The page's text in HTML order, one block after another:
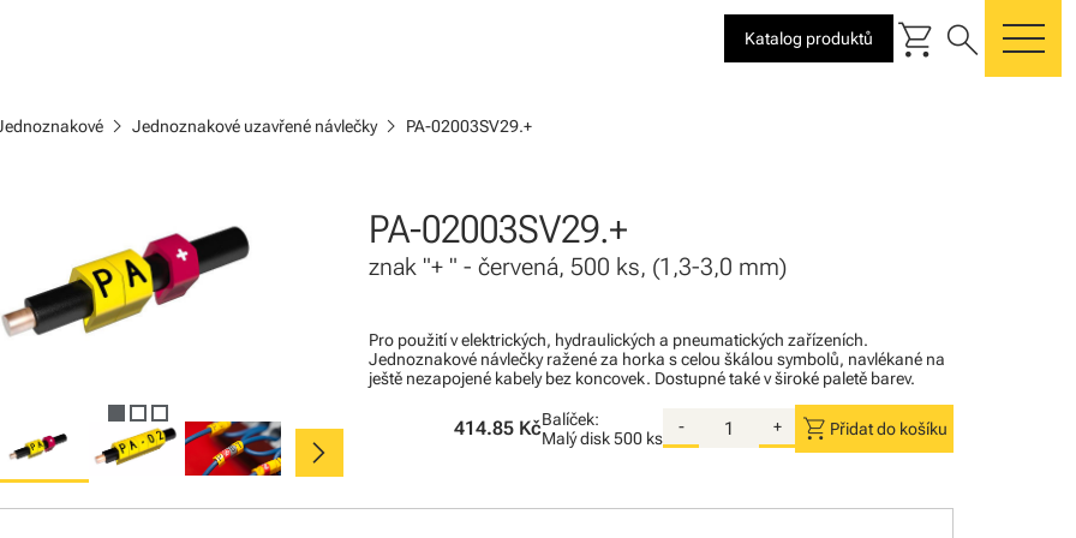
Katalog produktů shopping_cart search
chevron_right Jednoznakové uzavřené návlečkychevron_right PA-02003SV29.+
chevron_right
PA-02003SV29.+
znak "+ " - červená, 500 ks, (1,3-3,0 mm)
Pro použití v elektrických, hydraulických a pneumatických zařízeních.
Jednoznakové návlečky ražené za horka s celou škálou symbolů, navlékané na
ještě nezapojené kabely bez koncovek. Dostupné také v široké paletě barev.
414.85 KčBalíček:
Malý disk500 ks
- + shopping_cart Přidat do košíku